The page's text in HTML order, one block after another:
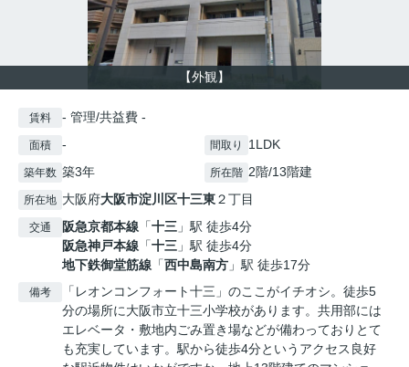
【外観】
賃料 - 管理/共益費 -
面積 - 間取り 1LDK
築年数 築3年 所在階 2階/13階建
所在地 大阪府大阪市淀川区十三東２丁目
交通 阪急京都本線 「十三 」駅 徒歩4分
阪急神戸本線 「十三 」駅 徒歩4分
地下鉄御堂筋線 「西中島南方 」駅 徒歩17分
備考
「レオンコンフォート十三」のここがイチオシ。徒歩5
分の場所に大阪市立十三小学校があります。共用部には
エレベータ・敷地内ごみ置き場などが備わっておりとて
も充実しています。駅から徒歩4分というアクセス良好